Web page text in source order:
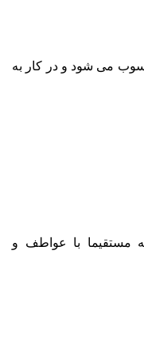
می شود و در کار به
مستقیما با عواطف و